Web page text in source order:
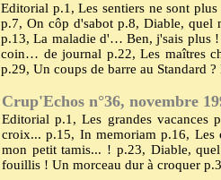
Editorial p.1, Les sentiers ne sont
p.7, On côp d'sabot p.8, Diable,
p.13, La maladie d'… Ben, j'sais plus !
coin… de journal p.22, Les maîtres
p.29, Un coups de barre au Standard
Crup'Echos n°36, novembre
Editorial p.1, Les grandes vacances
croix... p.15, In memoriam p.16, Les
mon petit tamis... ! p.23, Diable,
fouillis ! Un morceau dur à croquer